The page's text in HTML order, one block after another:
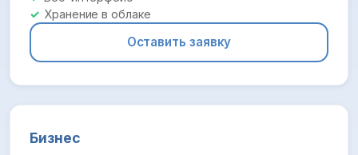
Хранение в облаке
Оставить заявку
Бизнес